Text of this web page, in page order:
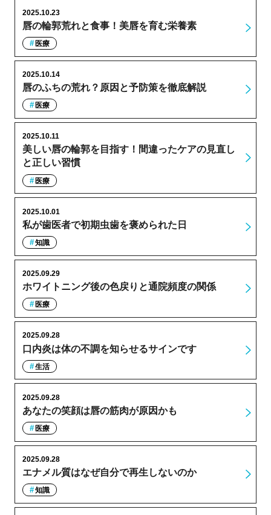
唇の輪郭荒れと食事！美唇を育む栄養素
2025.10.23
医療
唇のふちの荒れ？原因と予防策を徹底解説
2025.10.14
医療
美しい唇の輪郭を目指す！間違ったケアの見直し
と正しい習慣
2025.10.11
医療
私が歯医者で初期虫歯を褒められた日
2025.10.01
知識
ホワイトニング後の色戻りと通院頻度の関係
2025.09.29
医療
口内炎は体の不調を知らせるサインです
2025.09.28
生活
あなたの笑顔は唇の筋肉が原因かも
2025.09.28
医療
エナメル質はなぜ自分で再生しないのか
2025.09.28
知識